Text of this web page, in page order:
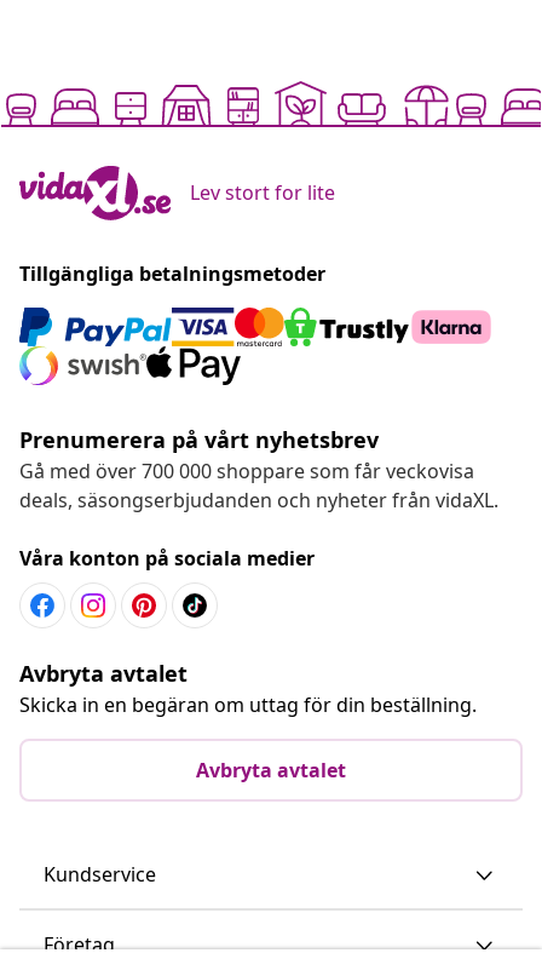
Lev stort for lite
Tillgängliga betalningsmetoder
Prenumerera på vårt nyhetsbrev
Gå med över 700 000 shoppare som får veckovisa
deals, säsongserbjudanden och nyheter från vidaXL.
Våra konton på sociala medier
Avbryta avtalet
Skicka in en begäran om uttag för din beställning.
Avbryta avtalet
Kundservice
Företag